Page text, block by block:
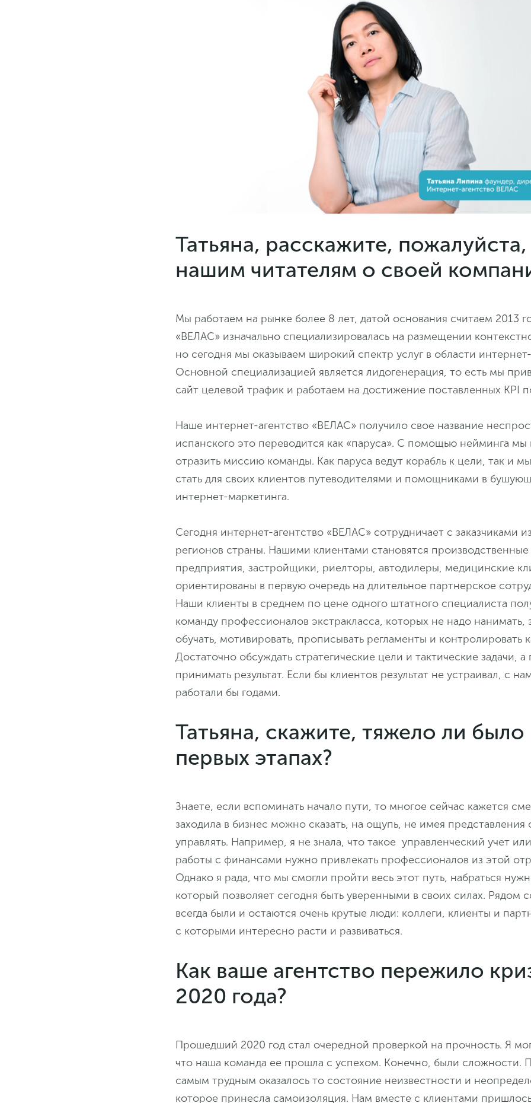
Татьяна, расскажите, пожалуйста,
нашим читателям о своей
Мы работаем на рынке более 8 лет, датой основания считаем 2013
«ВЕЛАС» изначально специализировалась на размещении
но сегодня мы оказываем широкий спектр услуг в области
Основной специализацией является лидогенерация, то есть мы
сайт целевой трафик и работаем на достижение поставленных KPI
Наше интернет-агентство «ВЕЛАС» получило свое название
испанского это переводится как «паруса». С помощью нейминга мы
отразить миссию команды. Как паруса ведут корабль к цели, так и
стать для своих клиентов путеводителями и помощниками в
интернет-маркетинга.
Сегодня интернет-агентство «ВЕЛАС» сотрудничает с заказчиками
регионов страны. Нашими клиентами становятся производственные
предприятия, застройщики, риелторы, автодилеры, медицинские
ориентированы в первую очередь на длительное партнерское
Наши клиенты в среднем по цене одного штатного специалиста
команду профессионалов экстракласса, которых не надо нанимать,
обучать, мотивировать, прописывать регламенты и контролировать
Достаточно обсуждать стратегические цели и тактические задачи,
принимать результат. Если бы клиентов результат не устраивал, с
работали бы годами.
Татьяна, скажите, тяжело ли было
первых этапах?
Знаете, если вспоминать начало пути, то многое сейчас кажется
заходила в бизнес можно сказать, на ощупь, не имея представления
управлять. Например, я не знала, что такое управленческий учет
работы с финансами нужно привлекать профессионалов из этой
Однако я рада, что мы смогли пройти весь этот путь, набраться
который позволяет сегодня быть уверенными в своих силах. Рядом
всегда были и остаются очень крутые люди: коллеги, клиенты и
с которыми интересно расти и развиваться.
Как ваше агентство пережило
2020 года?
Прошедший 2020 год стал очередной проверкой на прочность. Я
что наша команда ее прошла с успехом. Конечно, были сложности.
самым трудным оказалось то состояние неизвестности и
которое принесла самоизоляция. Нам вместе с клиентами пришлось